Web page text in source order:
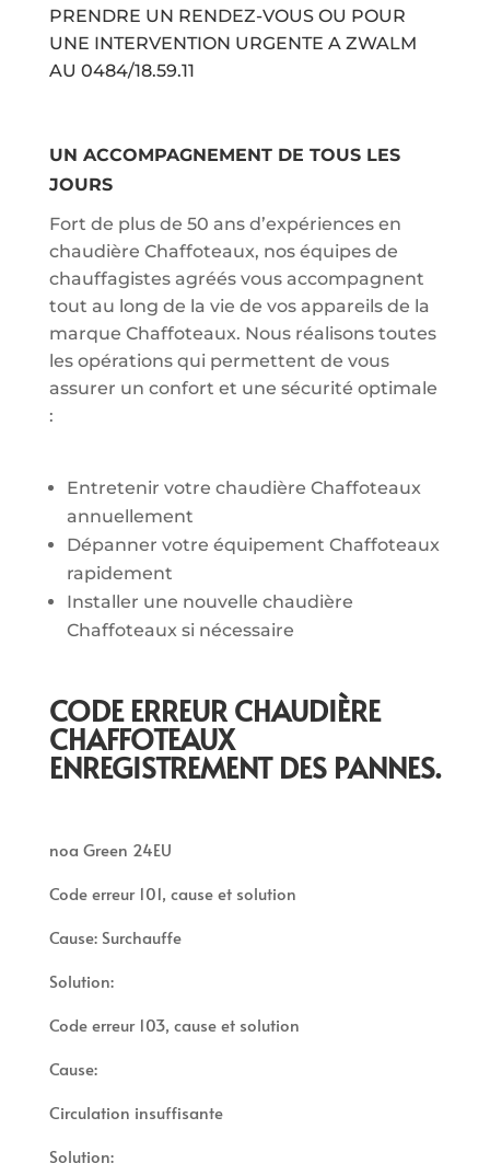
PRENDRE UN RENDEZ-VOUS OU POUR
UNE INTERVENTION URGENTE A ZWALM
AU 0484/18.59.11
UN ACCOMPAGNEMENT DE TOUS LES
JOURS
Fort de plus de 50 ans d’expériences en
chaudière Chaffoteaux, nos équipes de
chauffagistes agréés vous accompagnent
tout au long de la vie de vos appareils de la
marque Chaffoteaux. Nous réalisons toutes
les opérations qui permettent de vous
assurer un confort et une sécurité optimale
:
Entretenir votre chaudière Chaffoteaux
annuellement
Dépanner votre équipement Chaffoteaux
rapidement
Installer une nouvelle chaudière
Chaffoteaux si nécessaire
CODE ERREUR CHAUDIÈRE
CHAFFOTEAUX
ENREGISTREMENT DES PANNES.
noa Green 24EU
Code erreur 101, cause et solution
Cause: Surchauffe
Solution:
Code erreur 103, cause et solution
Cause:
Circulation insuffisante
Solution: